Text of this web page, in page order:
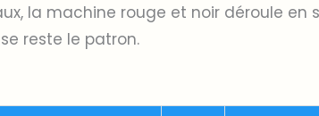
la machine rouge et noir déroule en
reste le patron.